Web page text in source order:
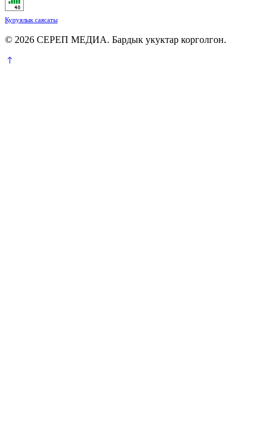
Купуялык саясаты
© 2026 СЕРЕП МЕДИА. Бардык укуктар корголгон.